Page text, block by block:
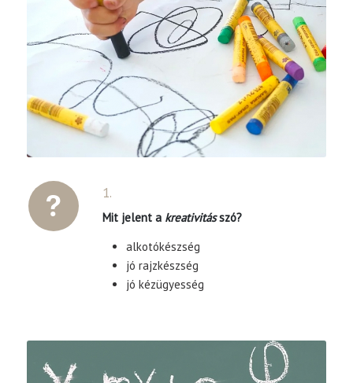
1.
Mit jelent a kreativitásszó?
alkotókészség
jó rajzkészség
jó kézügyesség